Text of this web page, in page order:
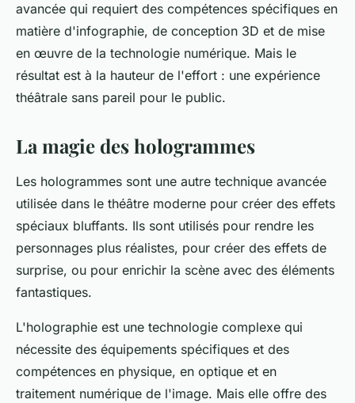
avancée qui requiert des compétences spécifiques en
matière d'infographie, de conception 3D et de mise
en œuvre de la technologie numérique. Mais le
résultat est à la hauteur de l'effort : une expérience
théâtrale sans pareil pour le public.
La magie des hologrammes
Les hologrammes sont une autre technique avancée
utilisée dans le théâtre moderne pour créer des effets
spéciaux bluffants. Ils sont utilisés pour rendre les
personnages plus réalistes, pour créer des effets de
surprise, ou pour enrichir la scène avec des éléments
fantastiques.
L'holographie est une technologie complexe qui
nécessite des équipements spécifiques et des
compétences en physique, en optique et en
traitement numérique de l'image. Mais elle offre des